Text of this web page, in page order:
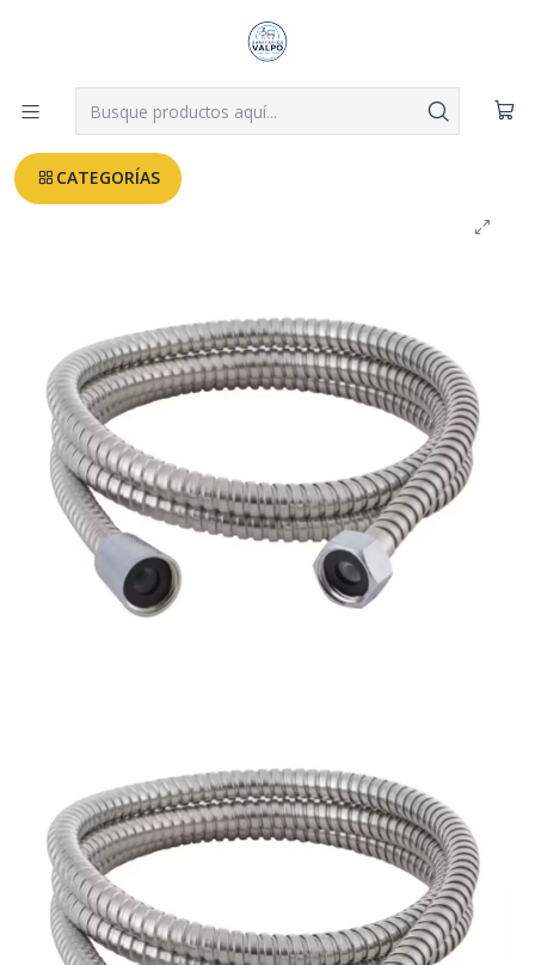
CATEGORÍAS
Despachos a todo Valparaíso, Viña, Quilpué y Villa Alemana desde
Leer más
Inicio ACCESORIOS BAÑO
FLEXIBLE 1.5 MTS METAL CROMO DUSCHY